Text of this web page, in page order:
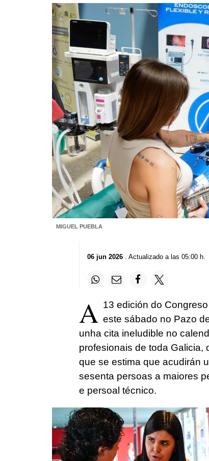
MIGUEL PUEBLA
06 jun 2026. Actualizado a las 05:00 h.
A 13 edición do
este sábado no Pazo
unha cita ineludible no
profesionais de toda Galicia,
que se estima que acudirán
sesenta persoas a maiores
e persoal técnico.